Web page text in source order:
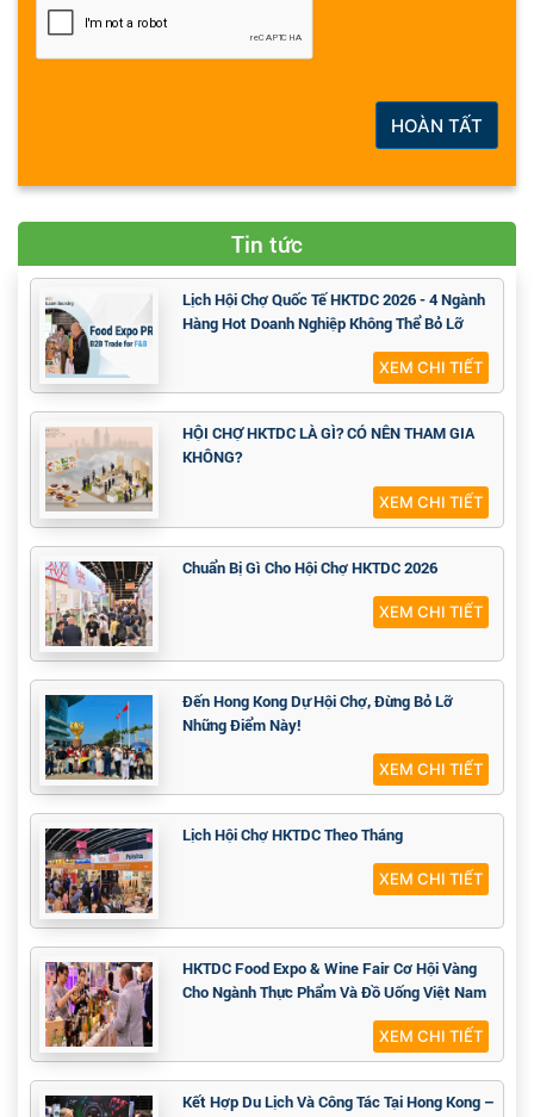
HOÀN TẤT
Tin tức
Lịch Hội Chợ Quốc Tế HKTDC 2026 - 4 Ngành
Hàng Hot Doanh Nghiệp Không Thể Bỏ Lỡ
XEM CHI TIẾT
HỘI CHỢ HKTDC LÀ GÌ? CÓ NÊN THAM GIA
KHÔNG?
XEM CHI TIẾT
Chuẩn Bị Gì Cho Hội Chợ HKTDC 2026
XEM CHI TIẾT
Đến Hong Kong Dự Hội Chợ, Đừng Bỏ Lỡ
Những Điểm Này!
XEM CHI TIẾT
Lịch Hội Chợ HKTDC Theo Tháng
XEM CHI TIẾT
HKTDC Food Expo & Wine Fair Cơ Hội Vàng
Cho Ngành Thực Phẩm Và Đồ Uống Việt Nam
XEM CHI TIẾT
Kết Hợp Du Lịch Và Công Tác Tại Hong Kong –